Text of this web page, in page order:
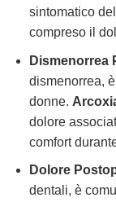
sintomatico
compreso il
Dismenorrea
dismenorrea,
donne.
dolore
comfort
Dolore
dentali, è